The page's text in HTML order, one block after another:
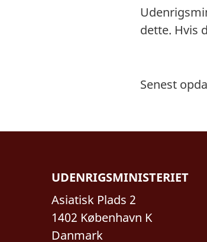
dette. Hvis
Senest
UDENRIGSMINISTERIET
Asiatisk Plads 2
1402 København K
Danmark